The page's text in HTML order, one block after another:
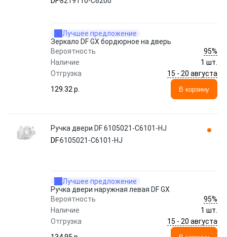
Лучшее предложение
Зеркало DF GX бордюрное на дверь
Вероятность
95%
Наличие
1 шт.
Отгрузка
15 - 20 августа
129.32 p.
В корзину
Ручка двери DF 6105021-C6101-HJ
DF6105021-C6101-HJ
Лучшее предложение
Ручка двери наружная левая DF GX
Вероятность
95%
Наличие
1 шт.
Отгрузка
15 - 20 августа